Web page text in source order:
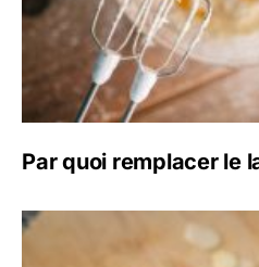
Par quoi remplacer le